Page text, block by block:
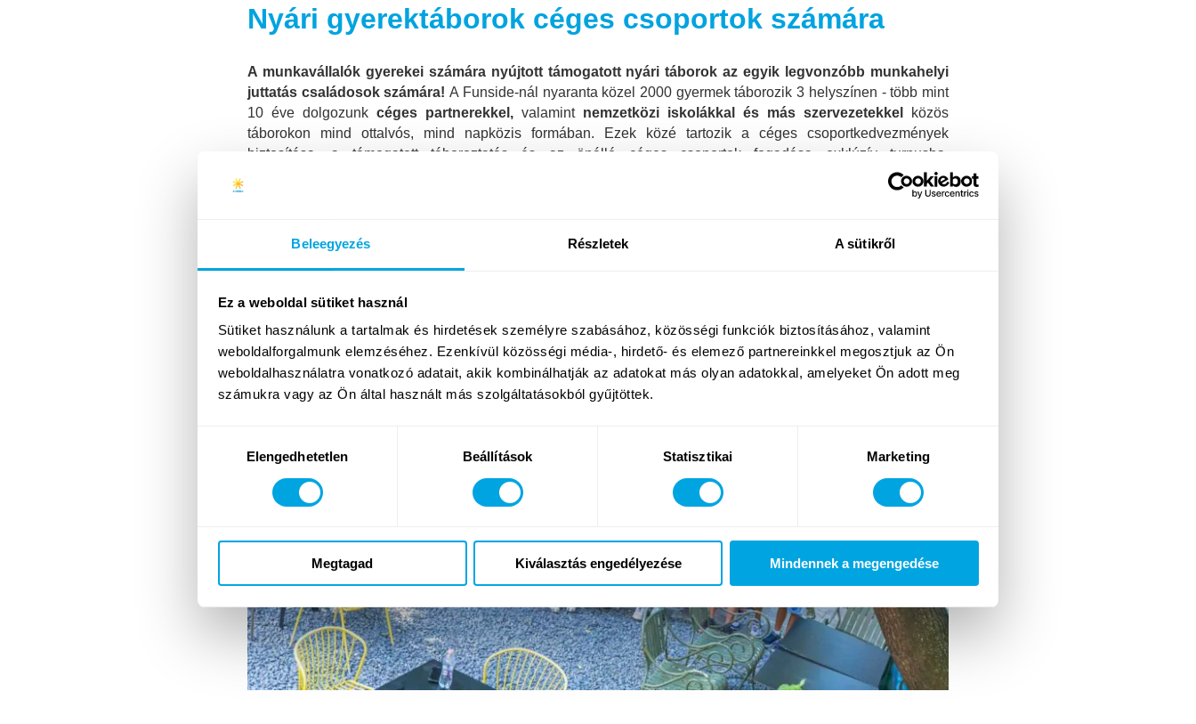
Beleegyezés Részletek A sütikről
Ez a weboldal sütiket használ
Sütiket használunk a tartalmak és hirdetések személyre szabásához, közösségi funkciók biztosításához, valamint
weboldalforgalmunk elemzéséhez. Ezenkívül közösségi média-, hirdető- és elemező partnereinkkel megosztjuk az Ön
weboldalhasználatra vonatkozó adatait, akik kombinálhatják az adatokat más olyan adatokkal, amelyeket Ön adott meg
számukra vagy az Ön által használt más szolgáltatásokból gyűjtöttek.
kiválasztásaElengedhetetlen Beállítások Statisztikai Marketing
Megtagad Kiválasztás engedélyezése Mindennek a megengedése
Nyári gyerektáborok céges csoportok számára
A munkavállalók gyerekei számára nyújtott támogatott nyári táborok az egyik legvonzóbb munkahelyi
juttatás családosok számára!A Funside-nál nyaranta közel 2000 gyermek táborozik 3 helyszínen - több mint
10 éve dolgozunk céges partnerekkel, valamint nemzetközi iskolákkal és más szervezetekkel
közös
táborokon mind ottalvós, mind napközis formában. Ezek közé tartozik a céges csoportkedvezmények
biztosítása, a támogatott táboroztatás és az önálló céges csoportok fogadása exklúzív turnusba.
Gyermekszállítással foglalkozó buszos partnerünkkel a munkahelyről való indulás és érkezés is népszerű